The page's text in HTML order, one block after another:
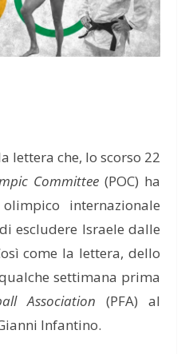
lettera che, lo scorso 22
Committee(POC) ha
internazionale
escludere Israele dalle
come la lettera, dello
settimana prima
Association (PFA) al
Infantino.